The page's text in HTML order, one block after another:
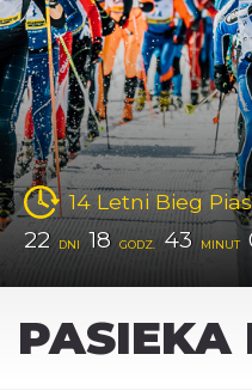
14 Letni Bieg
22 DNI 18 GODZ. 43 MINUT
PASIEKA